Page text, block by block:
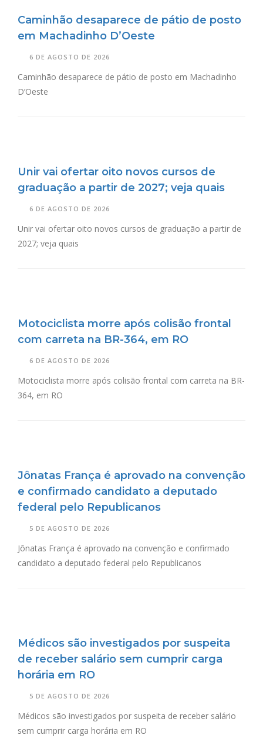
Caminhão desaparece de pátio de posto
em Machadinho D’Oeste
6 DE AGOSTO DE 2026
Caminhão desaparece de pátio de posto em Machadinho
D’Oeste
Unir vai ofertar oito novos cursos de
graduação a partir de 2027; veja quais
6 DE AGOSTO DE 2026
Unir vai ofertar oito novos cursos de graduação a partir de
2027; veja quais
Motociclista morre após colisão frontal
com carreta na BR-364, em RO
6 DE AGOSTO DE 2026
Motociclista morre após colisão frontal com carreta na BR-
364, em RO
Jônatas França é aprovado na convenção
e confirmado candidato a deputado
federal pelo Republicanos
5 DE AGOSTO DE 2026
Jônatas França é aprovado na convenção e confirmado
candidato a deputado federal pelo Republicanos
Médicos são investigados por suspeita
de receber salário sem cumprir carga
horária em RO
5 DE AGOSTO DE 2026
Médicos são investigados por suspeita de receber salário
sem cumprir carga horária em RO